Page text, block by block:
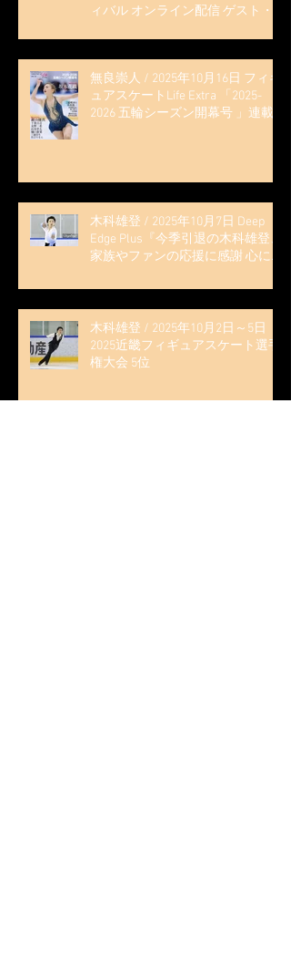
ィバル オンライン配信 ゲスト・
無良崇人 / 2025年10月16日 フィギ
ュアスケートLife Extra 「2025-
2026 五輪シーズン開幕号 」連載
木科雄登 / 2025年10月7日 Deep
Edge Plus『今季引退の木科雄登、
家族やファンの応援に感謝 心に響
見に来て」』
木科雄登 / 2025年10月2日～5日
2025近畿フィギュアスケート選手
権大会 5位